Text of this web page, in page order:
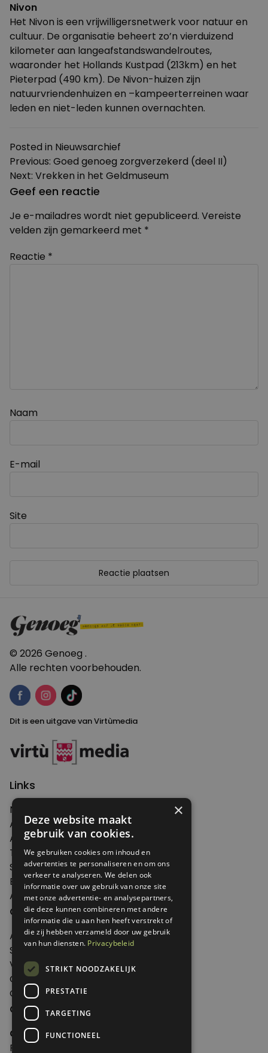
Nivon
Het Nivon is een vrijwilligersnetwerk voor natuur en
cultuur. De organisatie beheert zo’n vierduizend
kilometer aan langeafstandswandelroutes,
waaronder het Hollands Kustpad (213km) en het
Pieterpad (490 km). De Nivon-huizen zijn
natuurvriendenhuizen en –kampeerterreinen waar
leden en niet-leden kunnen overnachten.
Posted in Nieuwsarchief
Bericht
navigatie
Previous: Goed genoeg zorgverzekerd (deel II)
Next: Vrekken in het Geldmuseum
Geef een reactie
Je e-mailadres wordt niet gepubliceerd. Vereiste
velden zijn gemarkeerd met *
Reactie *
Naam
E-mail
Site
© 2026 Genoeg .
Alle rechten voorbehouden.
Dit is een uitgave van Virtùmedia
Links
Nieuws
Artikelen
Agenda
Thema's
Shop
Edities
Abonneren
Over Genoeg
Adverteren
Samenwerken
Verkooppunten
Over Genoeg
Contact
Contactgegevens
Genoeg
Postbus 595 - 3700 AN Zeist
×
Deze website maakt
gebruik van cookies.
We gebruiken cookies om inhoud en
advertenties te personaliseren en om ons
verkeer te analyseren. We delen ook
informatie over uw gebruik van onze site
met onze advertentie- en analysepartners,
die deze kunnen combineren met andere
informatie die u aan hen heeft verstrekt of
die zij hebben verzameld door uw gebruik
van hun diensten. Privacybeleid
STRIKT NOODZAKELIJK
PRESTATIE
TARGETING
FUNCTIONEEL